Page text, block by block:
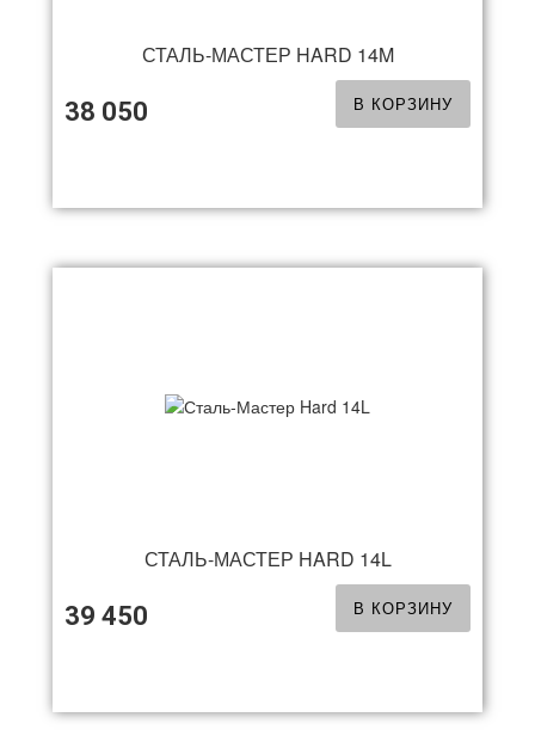
СТАЛЬ-МАСТЕР HARD 14M
38 050 В КОРЗИНУ
СТАЛЬ-МАСТЕР HARD 14L
39 450 В КОРЗИНУ